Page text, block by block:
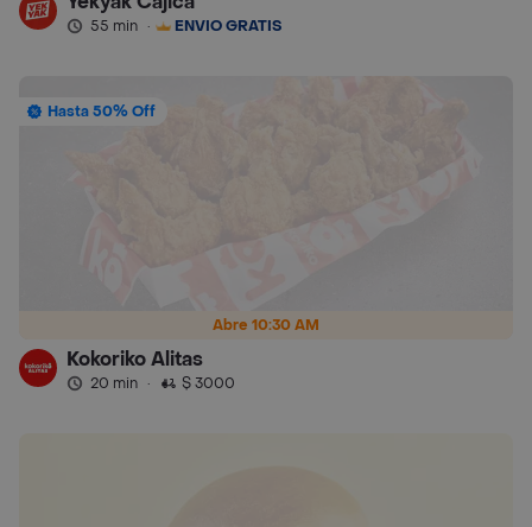
55 min · ENVÍO GRATIS
Abre 10:30 AM
Hasta 50% Off
Kokoriko Alitas
20 min · $ 3000